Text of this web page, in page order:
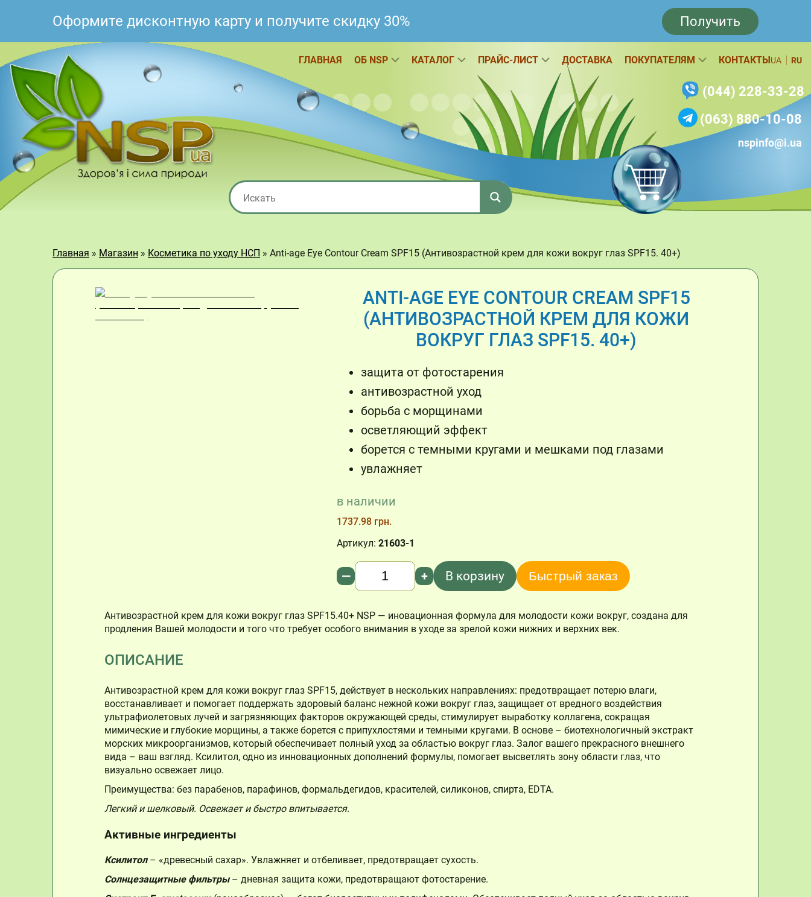
ГЛАВНАЯ ОБ NSP КАТАЛОГ ПРАЙС-ЛИСТ ДОСТАВКА ПОКУПАТЕЛЯМ КОНТАКТЫUA RU
(044) 228-33-28
(063) 880-10-08
nspinfo@i.ua
Оформите дисконтную карту и получите скидку 30% Получить
Главная » Магазин » Косметика по уходу НСП » Anti-age Eye Contour Cream SPF15 (Антивозрастной крем для кожи вокруг глаз SPF15. 40+)
ANTI-AGE EYE CONTOUR CREAM SPF15
(АНТИВОЗРАСТНОЙ КРЕМ ДЛЯ КОЖИ
ВОКРУГ ГЛАЗ SPF15. 40+)
защита от фотостарения
антивозрастной уход
борьба с морщинами
осветляющий эффект
борется с темными кругами и мешками под глазами
увлажняет
в наличии
1737.98 грн.
Артикул: 21603-1
Количество
— + В корзину Быстрый заказ
Антивозрастной крем для кожи вокруг глаз SPF15.40+ NSP — иновационная формула для молодости кожи вокруг, создана для
продления Вашей молодости и того что требует особого внимания в уходе за зрелой кожи нижних и верхних век.
ОПИСАНИЕ
Антивозрастной крем для кожи вокруг глаз SPF15, действует в нескольких направлениях: предотвращает потерю влаги,
восстанавливает и помогает поддержать здоровый баланс нежной кожи вокруг глаз, защищает от вредного воздействия
ультрафиолетовых лучей и загрязняющих факторов окружающей среды, стимулирует выработку коллагена, сокращая
мимические и глубокие морщины, а также борется с припухлостями и темными кругами. В основе – биотехнологичный экстракт
морских микроорганизмов, который обеспечивает полный уход за областью вокруг глаз. Залог вашего прекрасного внешнего
вида – ваш взгляд. Ксилитол, одно из инновационных дополнений формулы, помогает высветлять зону области глаз, что
визуально освежает лицо.
Преимущества: без парабенов, парафинов, формальдегидов, красителей, силиконов, спирта, EDTA.
Легкий и шелковый. Освежает и быстро впитывается.
Активные ингредиенты
Ксилитол – «древесный сахар». Увлажняет и отбеливает, предотвращает сухость.
Солнцезащитные фильтры – дневная защита кожи, предотвращают фотостарение.